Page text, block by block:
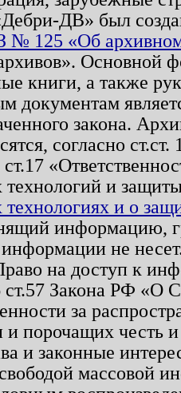
ДВ» был
№ 125 «Об
Основной
книги, а также
документам
закона.
согласно
и
и о
информацию,
не
на доступ к
ст.57 Закона РФ «О
за
и порочащих честь
и законные
массовой